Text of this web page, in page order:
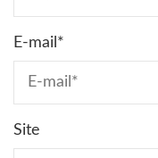
E-mail *
Site